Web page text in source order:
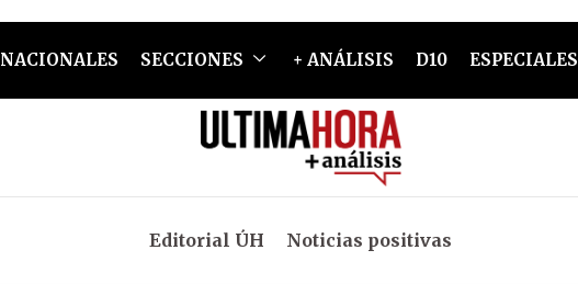
NACIONALES SECCIONES + ANÁLISIS D10 ESPECIALES
Editorial ÚH Noticias positivas